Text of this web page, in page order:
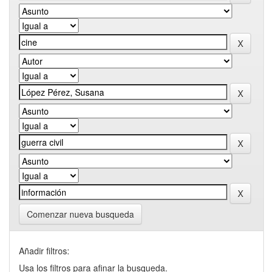
Comenzar nueva busqueda
Añadir filtros:
Usa los filtros para afinar la busqueda.